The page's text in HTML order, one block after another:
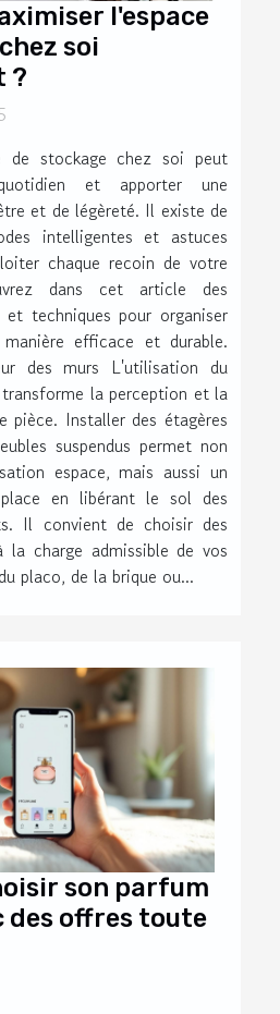
l'espace
soi
?
de stockage chez soi peut
et apporter une
et de légèreté. Il existe de
intelligentes et astuces
chaque recoin de votre
dans cet article des
techniques pour organiser
efficace et durable.
des murs L'utilisation du
la perception et la
pièce. Installer des étagères
suspendus permet non
espace, mais aussi un
en libérant le sol des
Il convient de choisir des
la charge admissible de vos
placo, de la brique ou...
son parfum
des offres toute